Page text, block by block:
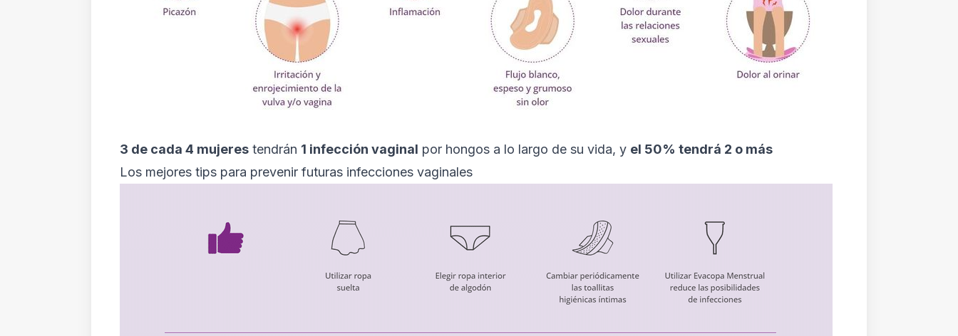
3 de cada 4 mujeres tendrán 1 infección vaginal por hongos a lo largo de su vida, y el 50% tendrá 2 o más
Los mejores tips para prevenir futuras infecciones vaginales